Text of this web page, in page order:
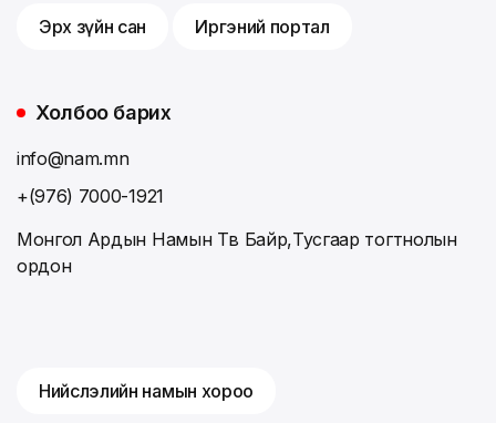
Эрх зүйн сан Иргэний портал
Холбоо барих
info@nam.mn
+(976) 7000-1921
Монгол Ардын Намын Төв Байр,Тусгаар тогтнолын
ордон
Нийслэлийн намын хороо